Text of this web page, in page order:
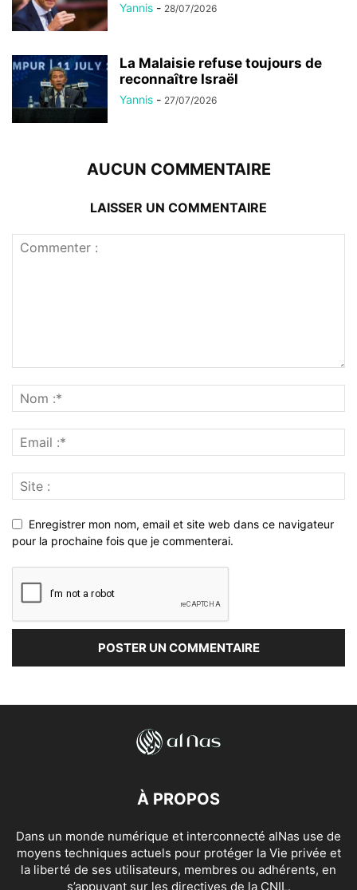
Yannis - 28/07/2026
La Malaisie refuse toujours de
reconnaître Israël
Yannis - 27/07/2026
AUCUN COMMENTAIRE
LAISSER UN COMMENTAIRE
Enregistrer mon nom, email et site web dans ce navigateur
pour la prochaine fois que je commenterai.
À PROPOS
Dans un monde numérique et interconnecté alNas use de
moyens techniques actuels pour protéger la Vie privée et
la liberté de ses utilisateurs, membres ou adhérents, en
s’appuyant sur les directives de la CNIL.